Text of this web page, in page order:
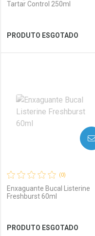
Ver Desconto Convênio
Tartar Control 250ml
PRODUTO ESGOTADO
Laboratório
Ver Desconto Convênio
Por Menos
(0)
Enxaguante Bucal Listerine
Freshburst 60ml
PRODUTO ESGOTADO
AVISE-ME